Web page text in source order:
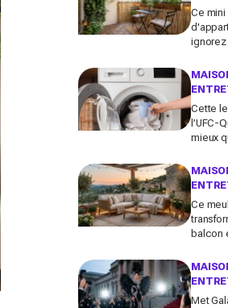
Ce
ignorez
futées
Cette
l’UFC-
mieux
coûte
cher
Ce
balcon
côté de
Met